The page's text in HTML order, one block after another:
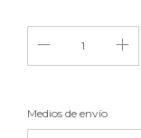
Entregas para el CP:
Medios de envío